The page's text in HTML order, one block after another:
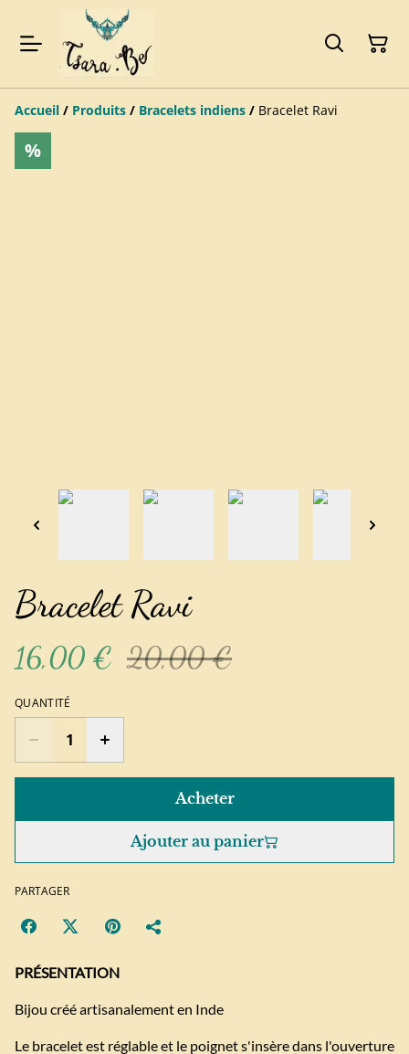
Accueil / Produits / Bracelets indiens / Bracelet Ravi
%
Bracelet Ravi
16,00 € 20,00 €
QUANTITÉ
Acheter
Ajouter au panier
PARTAGER
PRÉSENTATION
Bijou créé artisanalement en Inde
Le bracelet est réglable et le poignet s'insère dans l'ouverture